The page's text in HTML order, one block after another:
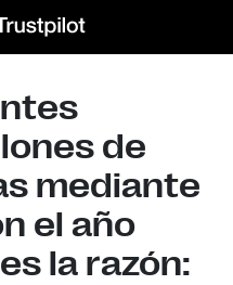
de
mediante
el año
la razón: